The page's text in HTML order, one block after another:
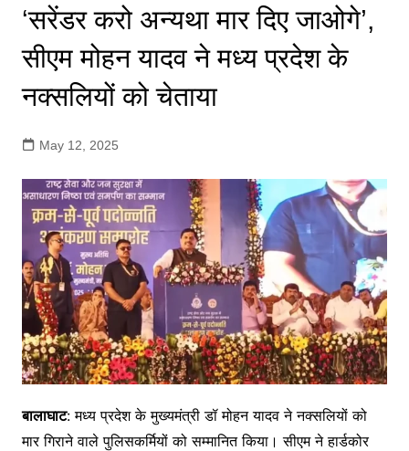
‘सरेंडर करो अन्यथा मार दिए जाओगे’,
सीएम मोहन यादव ने मध्य प्रदेश के
नक्सलियों को चेताया
May 12, 2025
बालाघाट: मध्य प्रदेश के मुख्यमंत्री डॉ मोहन यादव ने नक्सलियों को
मार गिराने वाले पुलिसकर्मियों को सम्मानित किया। सीएम ने हार्डकोर